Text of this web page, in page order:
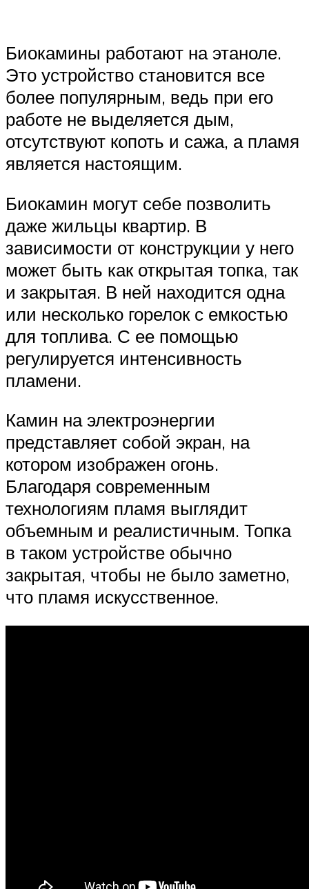
Биокамины работают на этаноле.
Это устройство становится все
более популярным, ведь при его
работе не выделяется дым,
отсутствуют копоть и сажа, а пламя
является настоящим.
Биокамин могут себе позволить
даже жильцы квартир. В
зависимости от конструкции у него
может быть как открытая топка, так
и закрытая. В ней находится одна
или несколько горелок с емкостью
для топлива. С ее помощью
регулируется интенсивность
пламени.
Камин на электроэнергии
представляет собой экран, на
котором изображен огонь.
Благодаря современным
технологиям пламя выглядит
объемным и реалистичным. Топка
в таком устройстве обычно
закрытая, чтобы не было заметно,
что пламя искусственное.